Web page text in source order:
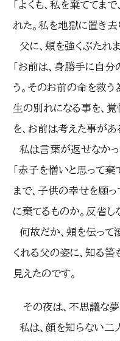
「よくも、私を棄ててま
れた。私を地獄に置き
父に、頬を強くぶたれま
「お前は、身勝手に自
う。そのお前の命を救
生の別れになる事を、
を、お前は考えた事があ
私は言葉が返せなかっ
「赤子を憎いと思って
まで、子供の幸せを願
に棄てるものか。反省し
何故だか、頬を伝って
くれる父の姿に、知る
見えたのです。
その夜は、不思議な夢
私は、顔を知らない二